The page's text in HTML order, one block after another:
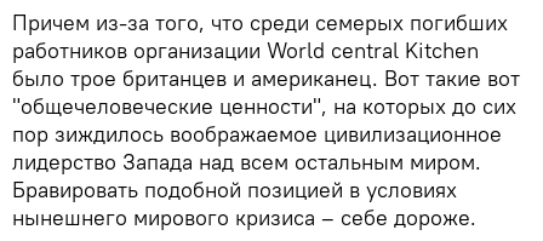
Причем из-за того, что среди семерых погибших
работников организации World central Kitchen
было трое британцев и американец. Вот такие вот
"общечеловеческие ценности", на которых до сих
пор зиждилось воображаемое цивилизационное
лидерство Запада над всем остальным миром.
Бравировать подобной позицией в условиях
нынешнего мирового кризиса – себе дороже.